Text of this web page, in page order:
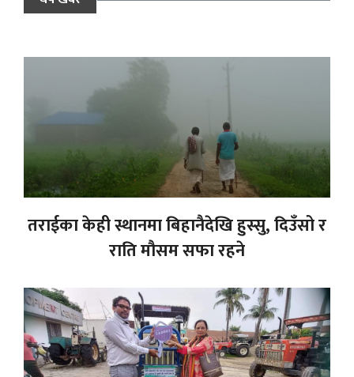
तराईका केही स्थानमा बिहानैदेखि हुस्सु, दिउँसो र
राति मौसम सफा रहने